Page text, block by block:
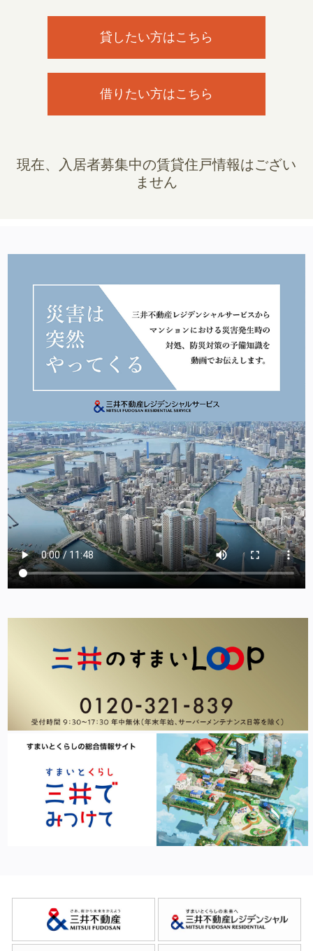
貸したい方はこちら
借りたい方はこちら
現在、入居者募集中の賃貸住戸情報はござい
ません